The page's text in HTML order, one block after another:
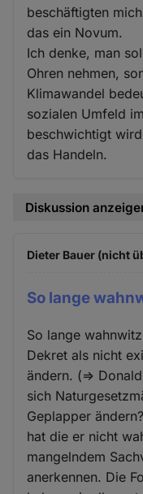
beschäftigten
das ein Novum.
Ich denke, man
Ohren nehmen,
Klimawandel
sozialen Umfeld
beschwichtigt
das Handeln.
Diskussion
Dieter Bauer (nicht
So lange
So lange
Dekret als nicht
ändern. (=>
sich
Geplapper
hat die er nicht
mangelndem
anerkennen. Die